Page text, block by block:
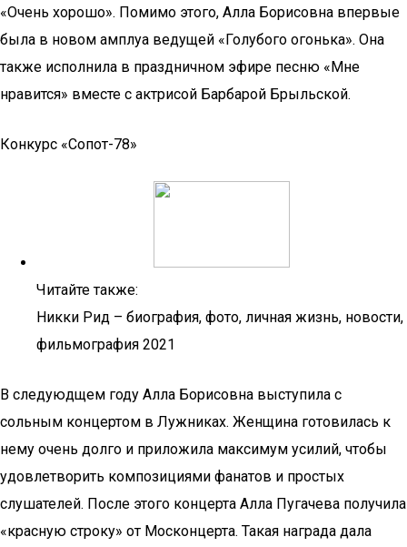
«Очень хорошо». Помимо этого, Алла Борисовна впервые
была в новом амплуа ведущей «Голубого огонька». Она
также исполнила в праздничном эфире песню «Мне
нравится» вместе с актрисой Барбарой Брыльской.
Конкурс «Сопот-78»
Читайте также:
Никки Рид – биография, фото, личная жизнь, новости,
фильмография 2021
В следуюдщем году Алла Борисовна выступила с
сольным концертом в Лужниках. Женщина готовилась к
нему очень долго и приложила максимум усилий, чтобы
удовлетворить композициями фанатов и простых
слушателей. После этого концерта Алла Пугачева получила
«красную строку» от Москонцерта. Такая награда дала